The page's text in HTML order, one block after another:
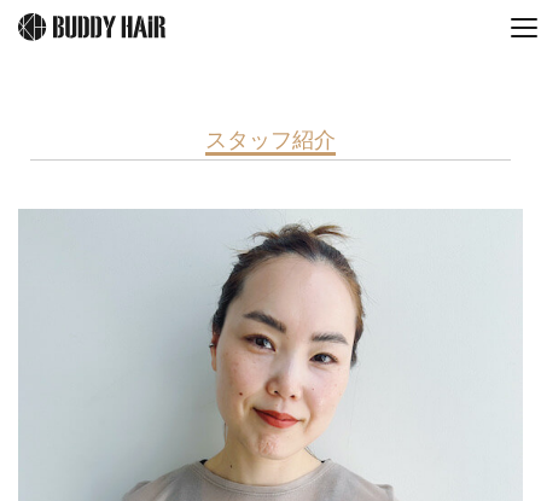
スタッフ紹介